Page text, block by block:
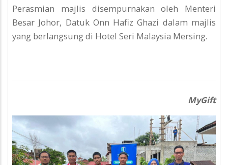
Perasmian majlis disempurnakan oleh Menteri
Besar Johor, Datuk Onn Hafiz Ghazi dalam majlis
yang berlangsung di Hotel Seri Malaysia Mersing.
MyGift